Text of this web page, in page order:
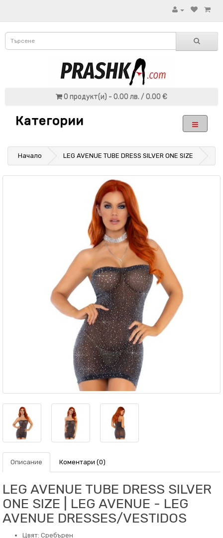
0 продукт(и) - 0.00 лв. / 0.00 €
Категории
Начало LEG AVENUE TUBE DRESS SILVER ONE SIZE
Описание Коментари (0)
LEG AVENUE TUBE DRESS SILVER
ONE SIZE | LEG AVENUE - LEG
AVENUE DRESSES/VESTIDOS
Цвят: Сребърен